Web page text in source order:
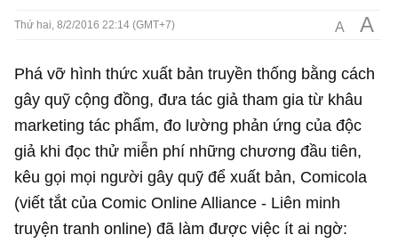
Thứ hai, 8/2/2016 22:14 (GMT+7) A A
Phá vỡ hình thức xuất bản truyền thống bằng cách
gây quỹ cộng đồng, đưa tác giả tham gia từ khâu
marketing tác phẩm, đo lường phản ứng của độc
giả khi đọc thử miễn phí những chương đầu tiên,
kêu gọi mọi người gây quỹ để xuất bản, Comicola
(viết tắt của Comic Online Alliance - Liên minh
truyện tranh online) đã làm được việc ít ai ngờ: